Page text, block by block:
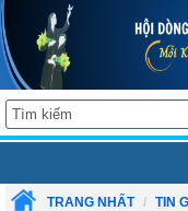
TRANG NHẤT TIN